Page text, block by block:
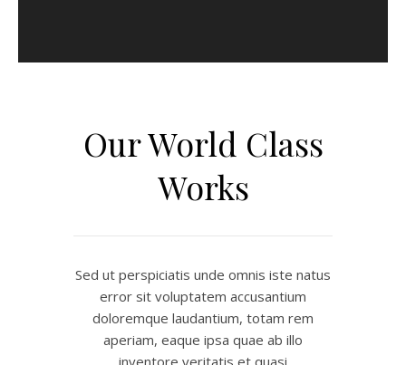
Our World Class
Works
Sed ut perspiciatis unde omnis iste natus
error sit voluptatem accusantium
doloremque laudantium, totam rem
aperiam, eaque ipsa quae ab illo
inventore veritatis et quasi